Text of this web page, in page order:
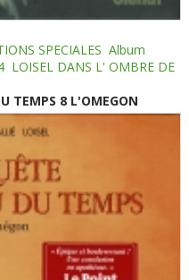
SPECIALES Album
LOISEL DANS L' OMBRE DE
TEMPS 8 L'OMEGON